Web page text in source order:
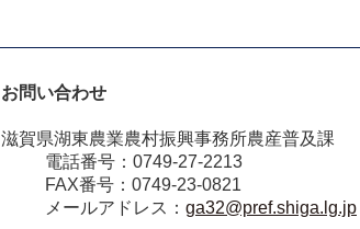
お問い合わせ
滋賀県湖東農業農村振興事務所農産普及課
電話番号：0749-27-2213
FAX番号：0749-23-0821
メールアドレス： ga32@pref.shiga.lg.jp